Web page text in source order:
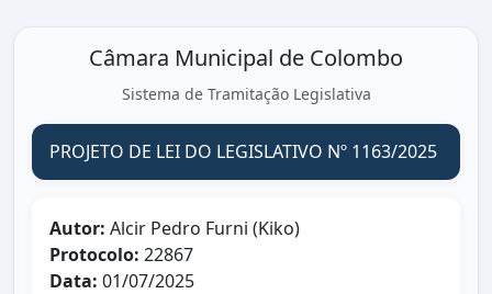
Câmara Municipal de Colombo
Sistema de Tramitação Legislativa
PROJETO DE LEI DO LEGISLATIVO Nº 1163/2025
Autor: Alcir Pedro Furni (Kiko)
Protocolo: 22867
Data: 01/07/2025